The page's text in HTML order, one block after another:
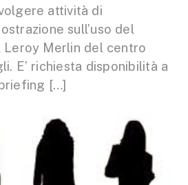
attività di
sull’uso del
Merlin del centro
E’ richiesta disponibilità a
[…]